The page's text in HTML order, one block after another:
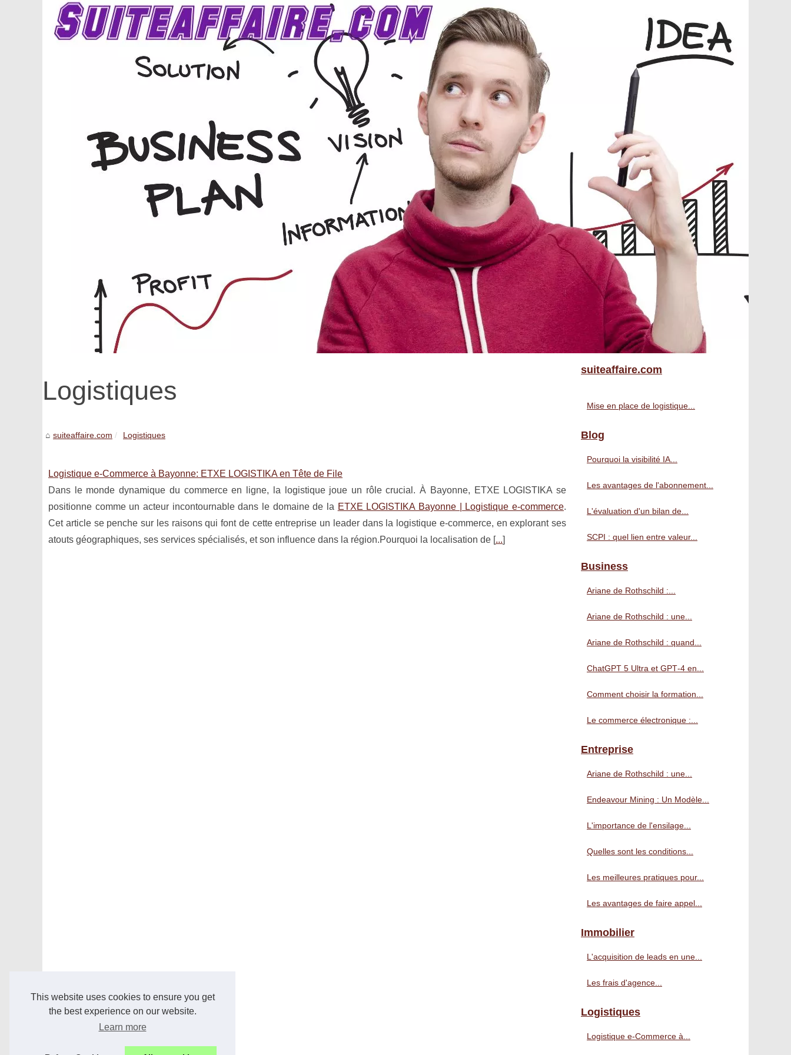
This website uses cookies to ensure you get
the best experience on our website.
Learn more
Logistiques
suiteaffaire.com Logistiques
Logistique e-Commerce à Bayonne: ETXE LOGISTIKA en Tête de File
Dans le monde dynamique du commerce en ligne, la logistique joue un rôle crucial. À Bayonne, ETXE LOGISTIKA se
positionne comme un acteur incontournable dans le domaine de la ETXE LOGISTIKA Bayonne | Logistique e-commerce.
Cet article se penche sur les raisons qui font de cette entreprise un leader dans la logistique e-commerce, en explorant ses
atouts géographiques, ses services spécialisés, et son influence dans la région.Pourquoi la localisation de [...]
suiteaffaire.com
Mise en place de logistique...
Blog
Pourquoi la visibilité IA...
Les avantages de l'abonnement...
L'évaluation d'un bilan de...
SCPI : quel lien entre valeur...
Business
Ariane de Rothschild :...
Ariane de Rothschild : une...
Ariane de Rothschild : quand...
ChatGPT 5 Ultra et GPT‑4 en...
Comment choisir la formation...
Le commerce électronique :...
Entreprise
Ariane de Rothschild : une...
Endeavour Mining : Un Modèle...
L'importance de l'ensilage...
Quelles sont les conditions...
Les meilleures pratiques pour...
Les avantages de faire appel...
Immobilier
L'acquisition de leads en une...
Les frais d'agence...
Logistiques
Logistique e-Commerce à...